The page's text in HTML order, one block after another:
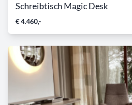
Schreibtisch Magic Desk
€ 4.460,-